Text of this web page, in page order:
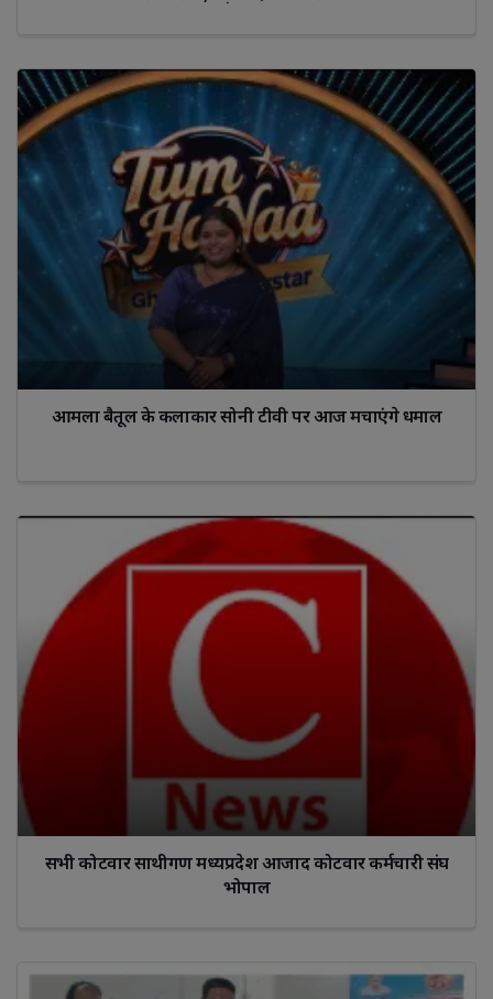
आमला बैतूल के कलाकार सोनी टीवी पर आज मचाएंगे धमाल
सभी कोटवार साथीगण मध्यप्रदेश आजाद कोटवार कर्मचारी संघ
भोपाल